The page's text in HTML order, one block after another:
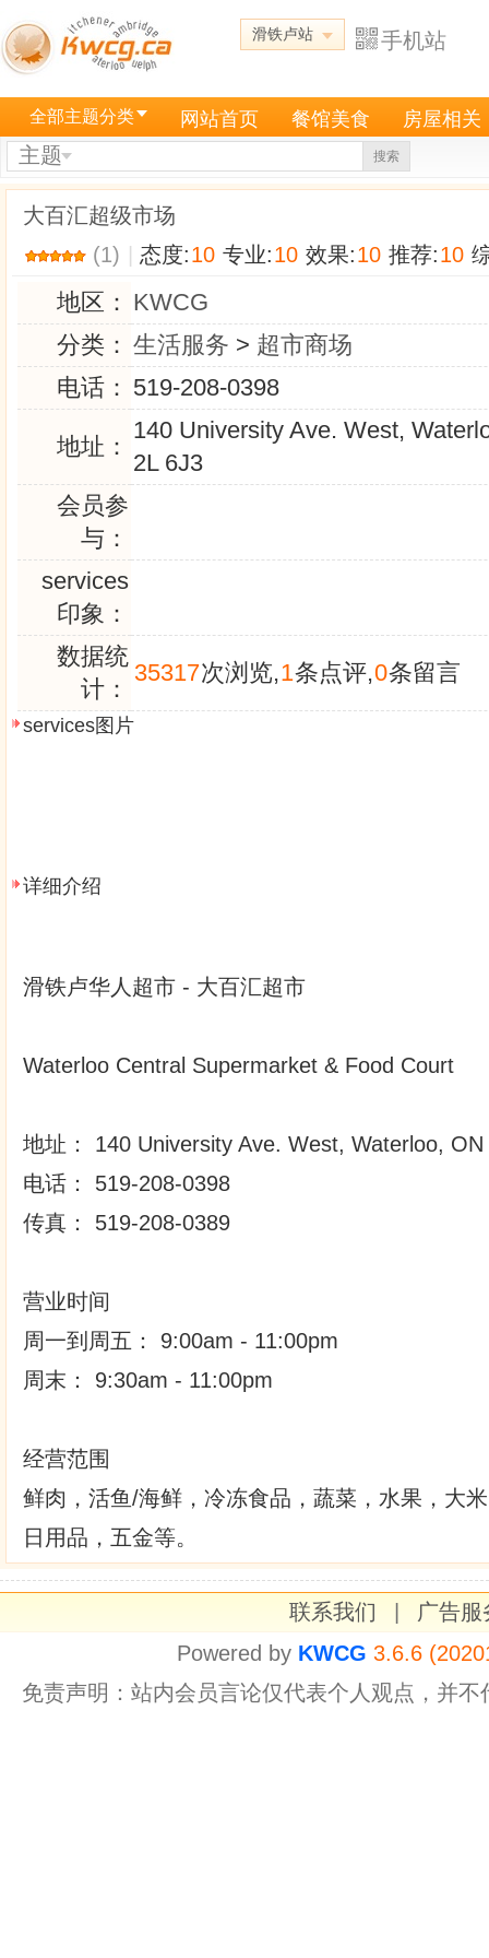
滑铁卢站 手机站
全部主题分类 网站首页 餐馆美食 房屋相关
主题 搜索
大百汇超级市场
(1)
态度:10 专业:10 效果:10 推荐:10
地区： KWCG
分类： 生活服务 > 超市商场
电话： 519-208-0398
地址：
140 University Ave. West,
2L 6J3
会员参
与：
services
印象：
数据统
计：
35317次浏览,1条点评,0条留言
services图片
详细介绍
滑铁卢华人超市 - 大百汇超市
Waterloo Central Supermarket & Food Court
地址： 140 University Ave. West, Waterloo, ON
电话： 519-208-0398
传真： 519-208-0389
营业时间
周一到周五： 9:00am - 11:00pm
周末： 9:30am - 11:00pm
经营范围
鲜肉，活鱼/海鲜，冷冻食品，蔬菜，水果，大
日用品，五金等。
联系我们
广告服
Powered by KWCG 3.6.6
免责声明：站内会员言论仅代表个人观点，并